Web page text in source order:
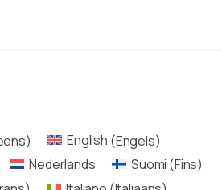
) English (Engels)
Nederlands Suomi (Fins)